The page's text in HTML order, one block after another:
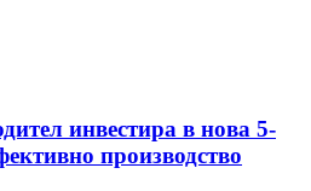
инвестира в нова 5-
производство